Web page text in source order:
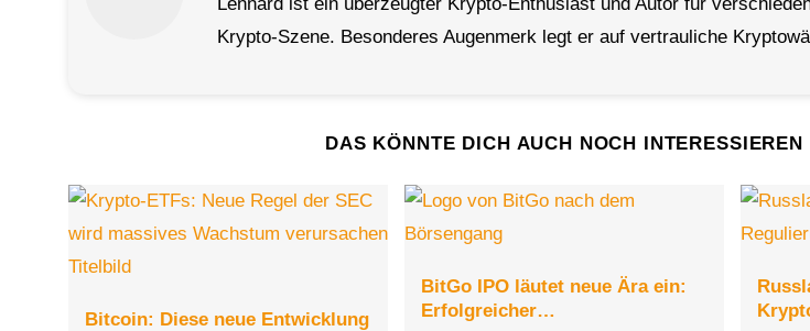
Krypto-Szene. Besonderes Augenmerk legt er auf vertrauliche
DAS KÖNNTE DICH AUCH NOCH INTERESSIEREN
Bitcoin: Diese neue Entwicklung
BitGo IPO läutet neue Ära ein:
Erfolgreicher…